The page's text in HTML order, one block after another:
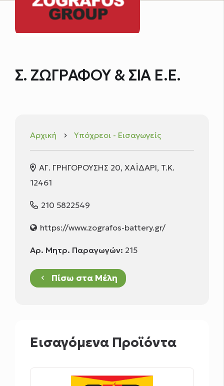
Σ. ΖΩΓΡΑΦΟY & ΣΙΑ Ε.Ε.
Αρχική keyboard_arrow_right Υπόχρεοι - Εισαγωγείς
ΑΓ. ΓΡΗΓΟΡΟΥΣΗΣ 20, ΧΑΪΔΑΡΙ, T.K.
12461
210 5822549
https://www.zografos-battery.gr/
Αρ. Μητρ. Παραγωγών: 215
keyboard_arrow_left Πίσω στα Μέλη
Εισαγόμενα Προϊόντα